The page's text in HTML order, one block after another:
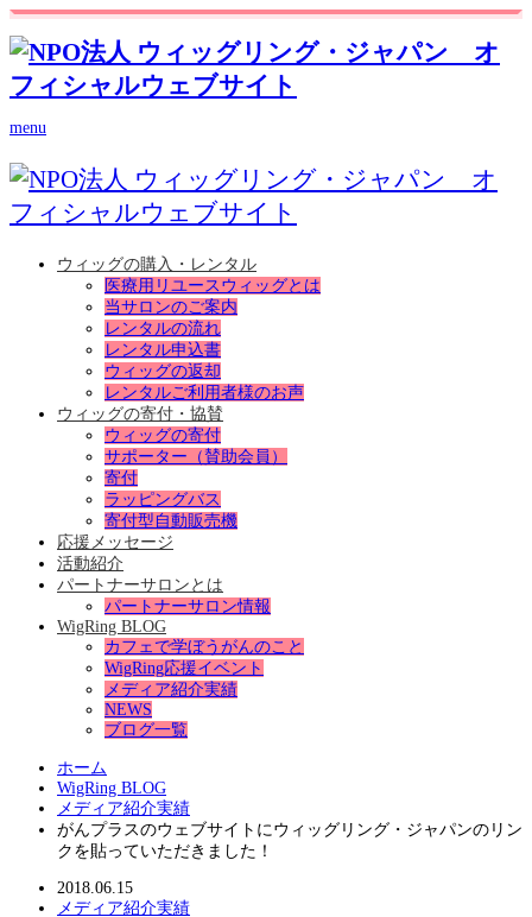
menu
ウィッグの購入・レンタル
医療用リユースウィッグとは
当サロンのご案内
レンタルの流れ
レンタル申込書
ウィッグの返却
レンタルご利用者様のお声
ウィッグの寄付・協賛
ウィッグの寄付
サポーター（賛助会員）
寄付
ラッピングバス
寄付型自動販売機
応援メッセージ
活動紹介
パートナーサロンとは
パートナーサロン情報
WigRing BLOG
カフェで学ぼうがんのこと
WigRing応援イベント
メディア紹介実績
NEWS
ブログ一覧
ホーム
WigRing BLOG
メディア紹介実績
がんプラスのウェブサイトにウィッグリング・ジャパンのリン
クを貼っていただきました！
2018.06.15
メディア紹介実績